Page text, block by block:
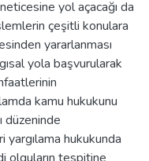
yol açacağı da
çeşitli konulara
yararlanması
yola başvurularak
kamu hukukunu
düzeninde
hukukunda